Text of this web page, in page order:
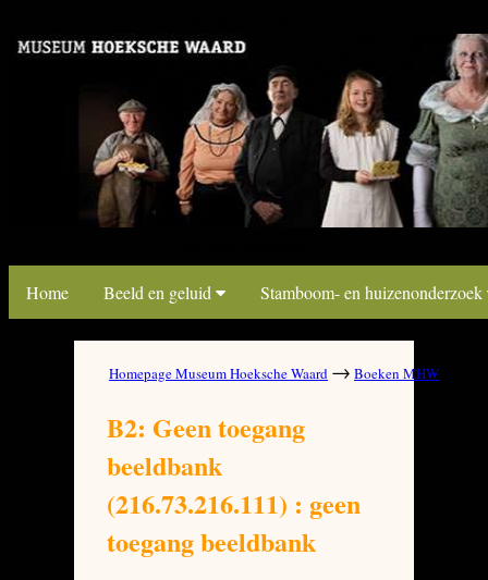
Home Beeld en geluid Stamboom- en huizenonderzoek
Homepage Museum Hoeksche Waard → Boeken MHW
B2: Geen toegang
beeldbank
(216.73.216.111) : geen
toegang beeldbank